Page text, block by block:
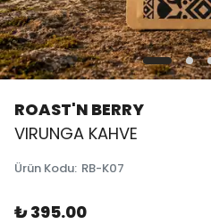
ROAST'N BERRY
VIRUNGA KAHVE
Ürün Kodu: RB-K07
₺ 395.00